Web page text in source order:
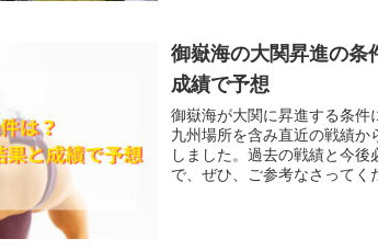
御嶽海の大関昇進の条
成績で予想
御嶽海が大関に昇進する条件
九州場所を含み直近の戦績か
しました。過去の戦績と今
で、ぜひ、ご参考なさってく